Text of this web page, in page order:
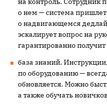
о нем — система
о надвигающемся
эскалирует вопрос на
гарантированно получит
база знаний.
по оборудованию —
обновляется. Можно
а также обучать